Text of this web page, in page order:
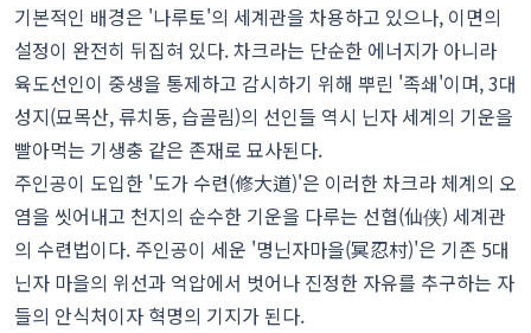
기본적인 배경은 '나루토'의 세계관을 차용하고 있으나, 이면의
설정이 완전히 뒤집혀 있다. 차크라는 단순한 에너지가 아니라
육도선인이 중생을 통제하고 감시하기 위해 뿌린 '족쇄'이며, 3대
성지(묘목산, 류치동, 습골림)의 선인들 역시 닌자 세계의 기운을
빨아먹는 기생충 같은 존재로 묘사된다.
주인공이 도입한 '도가 수련(修大道)'은 이러한 차크라 체계의 오
염을 씻어내고 천지의 순수한 기운을 다루는 선협(仙侠) 세계관
의 수련법이다. 주인공이 세운 '명닌자마을(冥忍村)'은 기존 5대
닌자 마을의 위선과 억압에서 벗어나 진정한 자유를 추구하는 자
들의 안식처이자 혁명의 기지가 된다.